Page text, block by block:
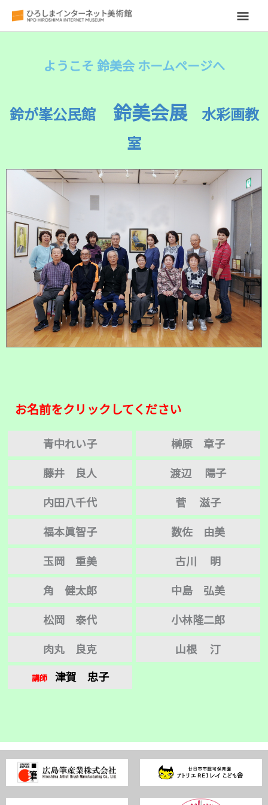
メ
ニ
ー
ようこそ 鈴美会 ホームページへ
鈴が峯公民館 鈴美会展水彩画教
室
お名前をクリックしてください
青中れい子
榊原 章子
藤井 良人
渡辺 陽子
内田八千代
菅 滋子
福本眞智子
数佐 由美
玉岡 重美
古川 明
角 健太郎
中島 弘美
松岡 泰代
小林隆二郎
肉丸 良克
山根 汀
講師 津賀 忠子